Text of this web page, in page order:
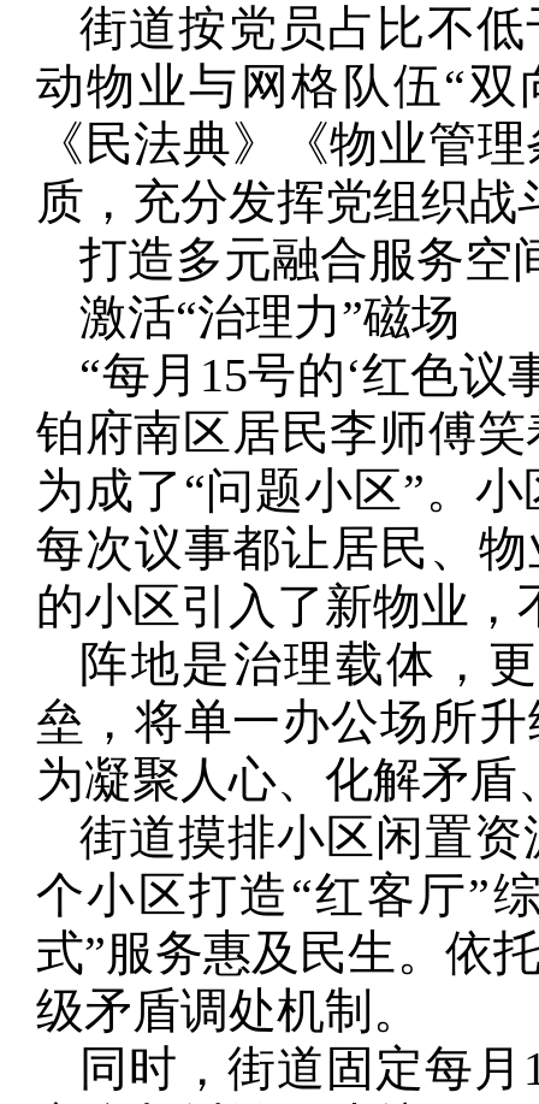
街道按党员占比不
动物业与网格队伍“
《民法典》《物业管
质，充分发挥党组织战
打造多元融合服务空
激活“治理力”磁场
“每月15号的‘红色议
铂府南区居民李师傅
为成了“问题小区”。
每次议事都让居民、
的小区引入了新物业
阵地是治理载体，
垒，将单一办公场所
为凝聚人心、化解矛盾
街道摸排小区闲置
个小区打造“红客厅”
式”服务惠及民生。依
级矛盾调处机制。
同时，街道固定每